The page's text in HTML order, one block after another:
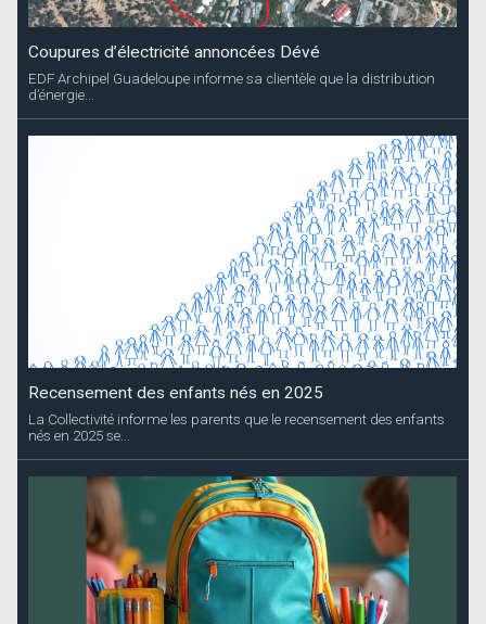
Coupures d’électricité annoncées Dévé
EDF Archipel Guadeloupe informe sa clientèle que la distribution
d’énergie...
Recensement des enfants nés en 2025
La Collectivité informe les parents que le recensement des enfants
nés en 2025 se...